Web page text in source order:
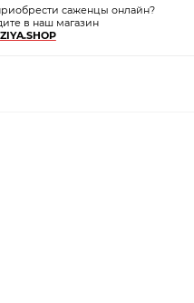
саженцы онлайн?
в наш магазин